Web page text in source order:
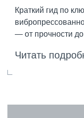
Краткий гид по
— от прочности до
Читать